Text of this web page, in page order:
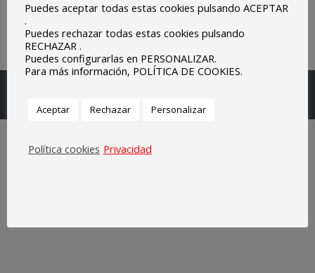
Legal
Puedes aceptar todas estas cookies pulsando ACEPTAR
.
Puedes rechazar todas estas cookies pulsando
RECHAZAR .
Puedes configurarlas en PERSONALIZAR.
Para más información, POLÍTICA DE COOKIES.
Aceptar Rechazar Personalizar
Política cookies Privacidad